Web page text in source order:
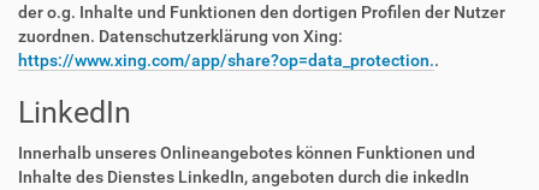
der o.g. Inhalte und Funktionen den dortigen Profilen der Nutzer
zuordnen. Datenschutzerklärung von Xing:
https://www.xing.com/app/share?op=data_protection..
LinkedIn
Innerhalb unseres Onlineangebotes können Funktionen und
Inhalte des Dienstes LinkedIn, angeboten durch die inkedIn